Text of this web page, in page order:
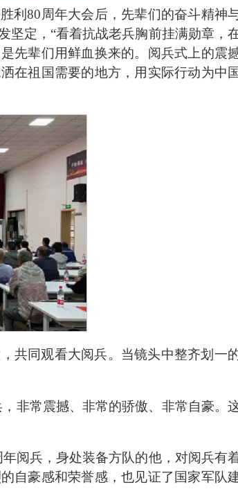
利80周年大会后，先辈们的奋斗精神
坚定， “看着抗战老兵胸前挂满勋章，
先辈们用鲜血换来的。阅兵式上的震
在祖国需要的地方，用实际行动为中
共同观看大阅兵。当镜头中整齐划一
非常震撼、非常的骄傲、非常自豪。
年阅兵，身处装备方队的他，对阅兵有
自豪感和荣誉感，也见证了国家军队